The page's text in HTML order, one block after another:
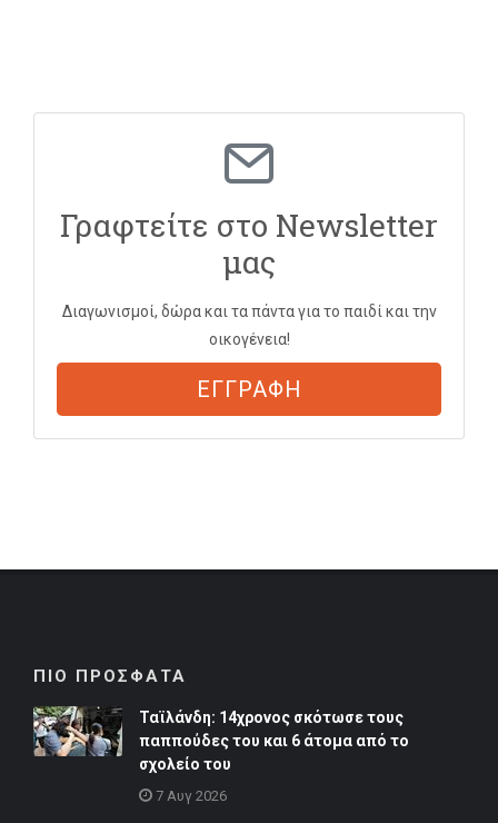
Γραφτείτε στο Newsletter
μας
Διαγωνισμοί, δώρα και τα πάντα για το παιδί και την
οικογένεια!
ΕΓΓΡΑΦΗ
ΠΙΟ ΠΡΟΣΦΑΤΑ
Ταϊλάνδη: 14χρονος σκότωσε τους
παππούδες του και 6 άτομα από το
σχολείο του
7 Αυγ 2026